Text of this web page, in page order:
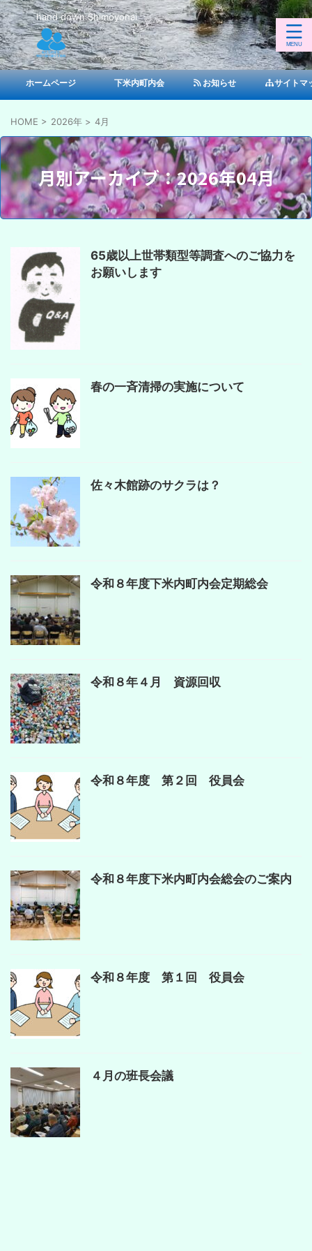
hand down Shimoyonai
ホームページ 下米内町内会 お知らせ サイトマ
HOME > 2026年 > 4月
月別アーカイブ：2026年04月
65歳以上世帯類型等調査へのご協力を
お願いします
春の一斉清掃の実施について
佐々木館跡のサクラは？
令和８年度下米内町内会定期総会
令和８年４月 資源回収
令和８年度 第２回 役員会
令和８年度下米内町内会総会のご案内
令和８年度 第１回 役員会
４月の班長会議